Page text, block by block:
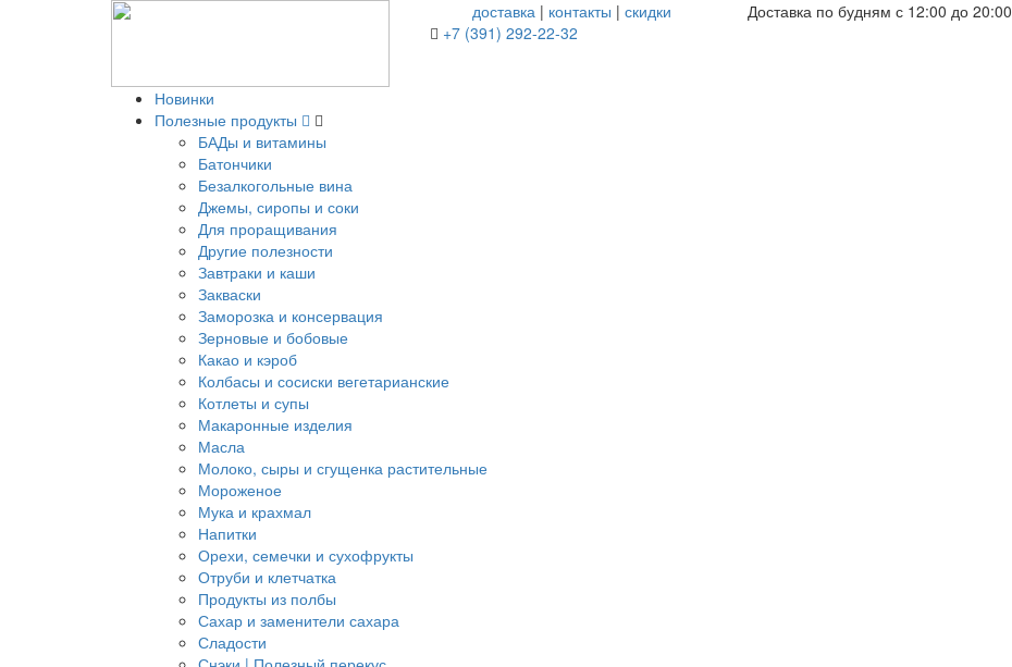
доставка | контакты |скидки
+7 (391) 292-22-32
Доставка по будням с 12:00 до 20:00
Новинки
Полезные продукты
БАДы и витамины
Батончики
Безалкогольные вина
Джемы, сиропы и соки
Для проращивания
Другие полезности
Завтраки и каши
Закваски
Заморозка и консервация
Зерновые и бобовые
Какао и кэроб
Колбасы и сосиски вегетарианские
Котлеты и супы
Макаронные изделия
Масла
Молоко, сыры и сгущенка растительные
Мороженое
Мука и крахмал
Напитки
Орехи, семечки и сухофрукты
Отруби и клетчатка
Продукты из полбы
Сахар и заменители сахара
Сладости